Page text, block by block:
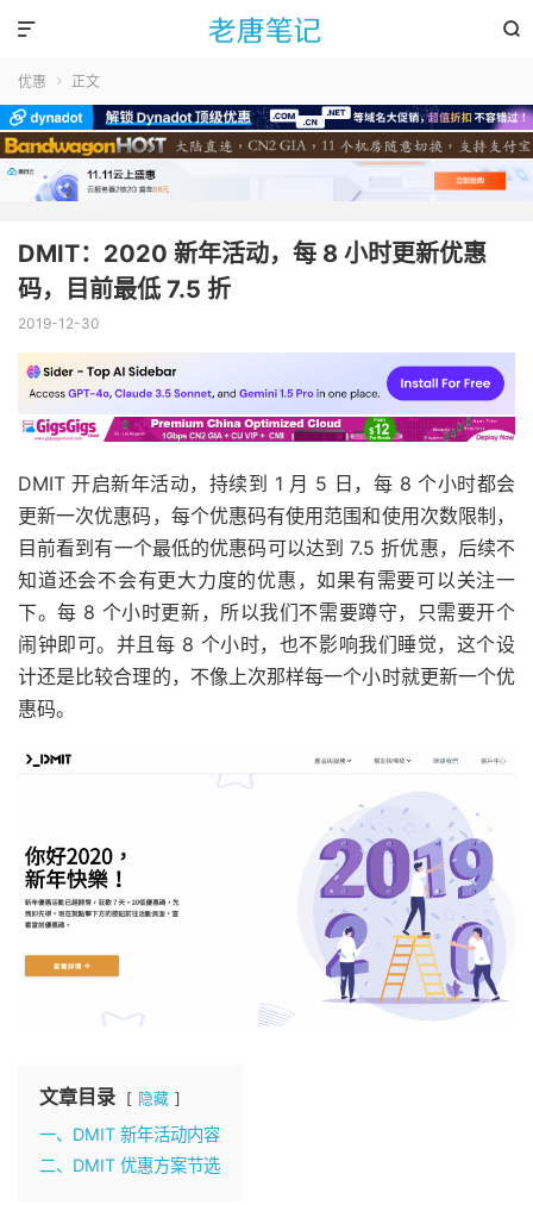


优惠  正文
DMIT：2020 新年活动，每 8 小时更新优惠
码，目前最低 7.5 折
2019-12-30
DMIT 开启新年活动，持续到 1 月 5 日，每 8 个小时都会
更新一次优惠码，每个优惠码有使用范围和使用次数限制，
目前看到有一个最低的优惠码可以达到 7.5 折优惠，后续不
知道还会不会有更大力度的优惠，如果有需要可以关注一
下。每 8 个小时更新，所以我们不需要蹲守，只需要开个
闹钟即可。并且每 8 个小时，也不影响我们睡觉，这个设
计还是比较合理的，不像上次那样每一个小时就更新一个优
惠码。
文章目录 隐藏
一、DMIT 新年活动内容
二、DMIT 优惠方案节选